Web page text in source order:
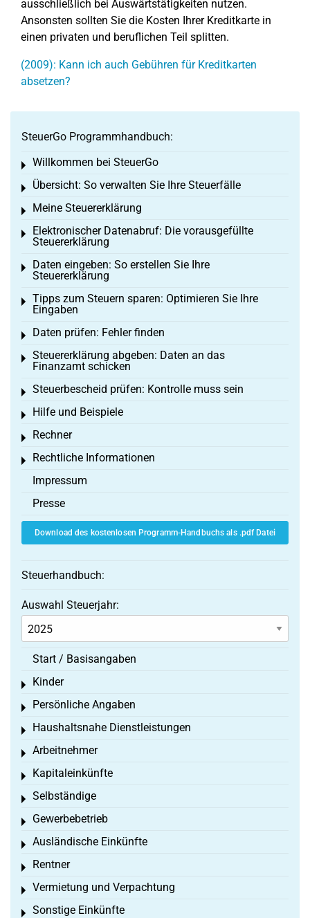
ausschließlich bei Auswärtstätigkeiten nutzen.
Ansonsten sollten Sie die Kosten Ihrer Kreditkarte in
einen privaten und beruflichen Teil splitten.
(2009): Kann ich auch Gebühren für Kreditkarten
absetzen?
SteuerGo Programmhandbuch:
Willkommen bei SteuerGo
Toggle menu
Übersicht: So verwalten Sie Ihre Steuerfälle
Toggle menu
Meine Steuererklärung
Toggle menu
Elektronischer Datenabruf: Die vorausgefüllte
Steuererklärung
Toggle menu
Daten eingeben: So erstellen Sie Ihre
Steuererklärung
Toggle menu
Tipps zum Steuern sparen: Optimieren Sie Ihre
Eingaben
Toggle menu
Daten prüfen: Fehler finden
Toggle menu
Steuererklärung abgeben: Daten an das
Finanzamt schicken
Toggle menu
Steuerbescheid prüfen: Kontrolle muss sein
Toggle menu
Hilfe und Beispiele
Toggle menu
Rechner
Toggle menu
Rechtliche Informationen
Toggle menu
Impressum
Presse
Download des kostenlosen Programm-Handbuchs als .pdf Datei
Steuerhandbuch:
Auswahl Steuerjahr:
Start / Basisangaben
Kinder
Toggle menu
Persönliche Angaben
Toggle menu
Haushaltsnahe Dienstleistungen
Toggle menu
Arbeitnehmer
Toggle menu
Kapitaleinkünfte
Toggle menu
Selbständige
Toggle menu
Gewerbebetrieb
Toggle menu
Ausländische Einkünfte
Toggle menu
Rentner
Toggle menu
Vermietung und Verpachtung
Toggle menu
Sonstige Einkünfte
Toggle menu